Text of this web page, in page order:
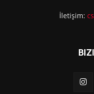
İletişim: